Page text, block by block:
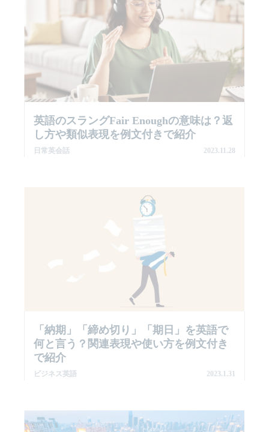
英語のスラングFair Enoughの意味は？返
し方や類似表現を例文付きで紹介
日常英会話 2023.11.28
「納期」「締め切り」「期日」を英語で
何と言う？関連表現や使い方を例文付き
で紹介
ビジネス英語 2023.1.31